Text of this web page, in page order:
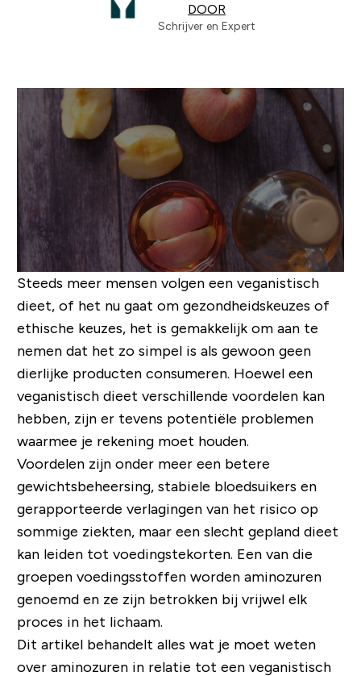
DOOR
Schrijver en Expert
Steeds meer mensen volgen een veganistisch
dieet, of het nu gaat om gezondheidskeuzes of
ethische keuzes, het is gemakkelijk om aan te
nemen dat het zo simpel is als gewoon geen
dierlijke producten consumeren. Hoewel een
veganistisch dieet verschillende voordelen kan
hebben, zijn er tevens potentiële problemen
waarmee je rekening moet houden.
Voordelen zijn onder meer een betere
gewichtsbeheersing, stabiele bloedsuikers en
gerapporteerde verlagingen van het risico op
sommige ziekten, maar een slecht gepland dieet
kan leiden tot voedingstekorten. Een van die
groepen voedingsstoffen worden aminozuren
genoemd en ze zijn betrokken bij vrijwel elk
proces in het lichaam.
Dit artikel behandelt alles wat je moet weten
over aminozuren in relatie tot een veganistisch